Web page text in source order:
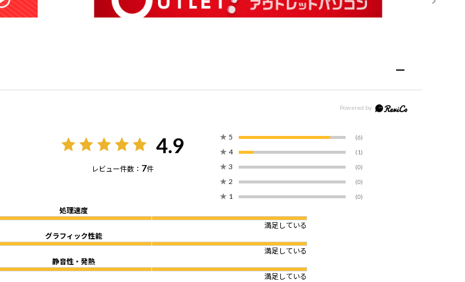
4.9
レビュー件数： 7件
★ 5 (6)
★ 4 (1)
★ 3 (0)
★ 2 (0)
★ 1 (0)
処理速度
満足している
グラフィック性能
満足している
静音性・発熱
満足している